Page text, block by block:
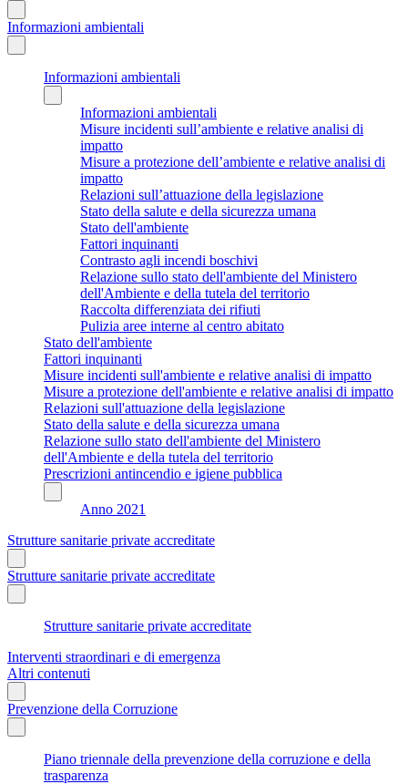
Informazioni ambientali
Informazioni ambientali
Informazioni ambientali
Misure incidenti sull’ambiente e relative analisi di
impatto
Misure a protezione dell’ambiente e relative analisi di
impatto
Relazioni sull’attuazione della legislazione
Stato della salute e della sicurezza umana
Stato dell'ambiente
Fattori inquinanti
Contrasto agli incendi boschivi
Relazione sullo stato dell'ambiente del Ministero
dell'Ambiente e della tutela del territorio
Raccolta differenziata dei rifiuti
Pulizia aree interne al centro abitato
Stato dell'ambiente
Fattori inquinanti
Misure incidenti sull'ambiente e relative analisi di impatto
Misure a protezione dell'ambiente e relative analisi di impatto
Relazioni sull'attuazione della legislazione
Stato della salute e della sicurezza umana
Relazione sullo stato dell'ambiente del Ministero
dell'Ambiente e della tutela del territorio
Prescrizioni antincendio e igiene pubblica
Anno 2021
Strutture sanitarie private accreditate
Strutture sanitarie private accreditate
Strutture sanitarie private accreditate
Interventi straordinari e di emergenza
Altri contenuti
Prevenzione della Corruzione
Piano triennale della prevenzione della corruzione e della
trasparenza